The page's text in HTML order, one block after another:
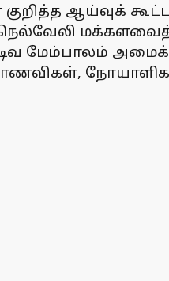
ஆய்வுக்
மேம்பாலம்
நோயாளிகள்